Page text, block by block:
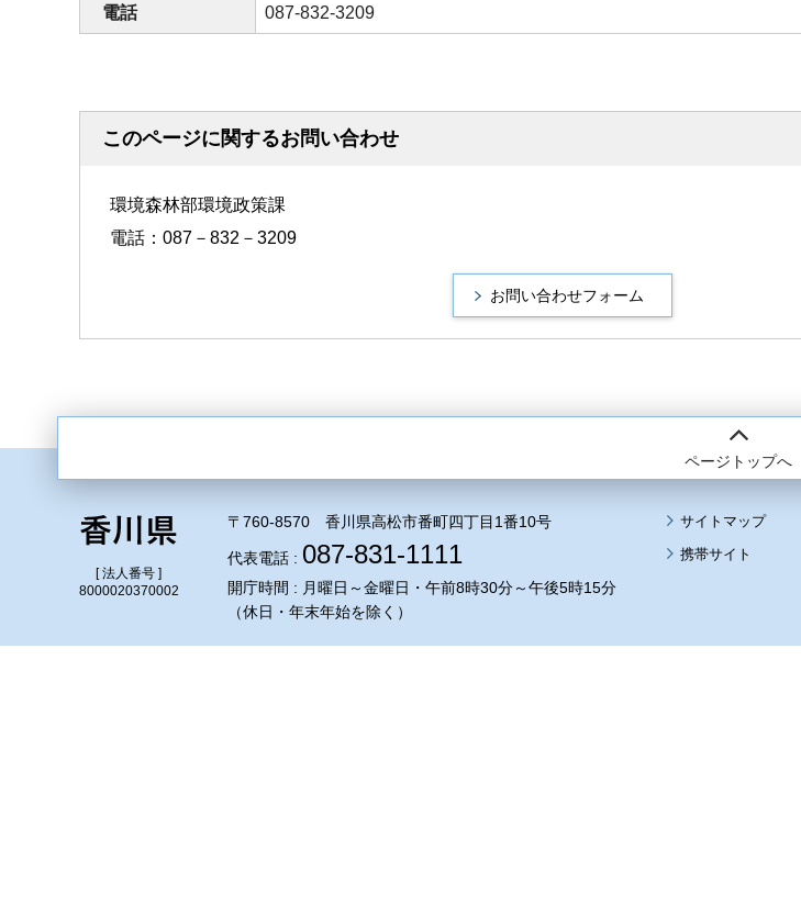
電話 087-832-3209
このページに関するお問い合わせ
環境森林部環境政策課
電話：087－832－3209
ページトップへ
[ 法人番号 ]
8000020370002
〒760-8570 香川県高松市番町四丁目1番10号
代表電話 : 087-831-1111
開庁時間 : 月曜日～金曜日・午前8時30分～午後5時15分
（休日・年末年始を除く）
サイトマップ
携帯サイト